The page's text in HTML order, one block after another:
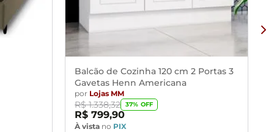
Balcão de Cozinha 120 cm 2 Portas 3
Gavetas Henn Americana
por Lojas MM
R$ 1.338,32 37% OFF
R$ 799,90
À vista no PIX